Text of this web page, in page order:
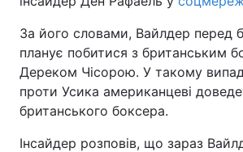
За його словами, Вайлдер перед
планує побитися з британським
Дереком Чісорою. У такому
проти Усика американцеві
британського боксера.
Інсайдер розповів, що зараз